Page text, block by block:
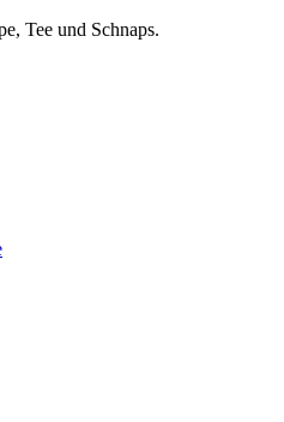
Tee und Schnaps.